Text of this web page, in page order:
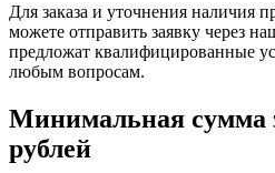
Для заказа и уточнения наличия
можете отправить заявку через
предложат квалифицированные
любым вопросам.
Минимальная сумма
рублей